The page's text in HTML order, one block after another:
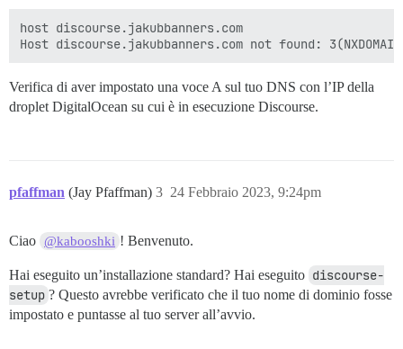
host discourse.jakubbanners.com
Verifica di aver impostato una voce A sul tuo DNS con l’IP della
droplet DigitalOcean su cui è in esecuzione Discourse.
pfaffman (Jay Pfaffman) 24 Febbraio 2023, 9:24pm
3
Ciao @kabooshki ! Benvenuto.
Hai eseguito un’installazione standard? Hai eseguito discourse-
setup ? Questo avrebbe verificato che il tuo nome di dominio fosse
impostato e puntasse al tuo server all’avvio.